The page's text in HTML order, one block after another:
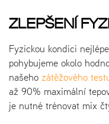
ZLEPŠENÍ
Fyzickou kondici
pohybujeme okolo
našeho zátěžového
až 90% maximální
je nutné trénovat mix